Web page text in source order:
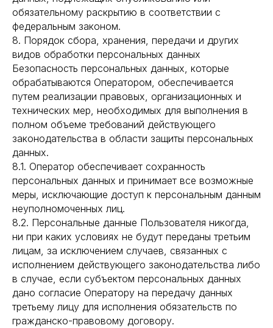
обязательному раскрытию в соответствии с
федеральным законом.
8. Порядок сбора, хранения, передачи и других
видов обработки персональных данных
Безопасность персональных данных, которые
обрабатываются Оператором, обеспечивается
путем реализации правовых, организационных и
технических мер, необходимых для выполнения в
полном объеме требований действующего
законодательства в области защиты персональных
данных.
8.1. Оператор обеспечивает сохранность
персональных данных и принимает все возможные
меры, исключающие доступ к персональным данным
неуполномоченных лиц.
8.2. Персональные данные Пользователя никогда,
ни при каких условиях не будут переданы третьим
лицам, за исключением случаев, связанных с
исполнением действующего законодательства либо
в случае, если субъектом персональных данных
дано согласие Оператору на передачу данных
третьему лицу для исполнения обязательств по
гражданско-правовому договору.